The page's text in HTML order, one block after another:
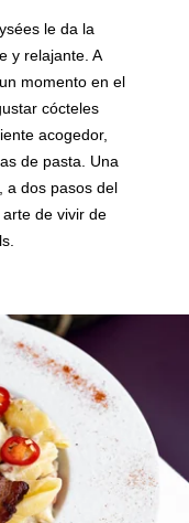
le da la
y relajante. A
momento en el
cócteles
acogedor,
de pasta. Una
a dos pasos del
de vivir de